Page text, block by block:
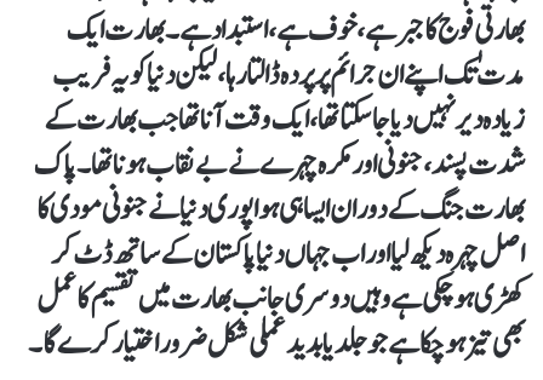
بھارتی ٖفوج کا جبر ہے، خوف ہے، استبداد ہے۔ بھارت ایک
مدت تک اپنے ان جرائم پر پردہ ڈالتا رہا، لیکن دنیا کو یہ فریب
زیادہ دیر نہیں دیا جا سکتا تھا، ایک وقت آنا تھا جب بھارت کے
شدت پسند، جنونی اور مکرہ چہرے نے بے نقاب ہونا تھا۔ پاک
بھارت جنگ کے دوران ایسا ہی ہوا پوری دنیا نے جنونی مودی کا
اصل چہرہ دیکھ لیا اور اب جہاں دنیا پاکستان کے ساتھ ڈٹ کر
کھڑی ہو چکی ہے وہیں دوسری جانب بھارت میں تقسیم کا عمل
بھی تیز ہو چکا ہے جو جلد یا بدید عملی شکل ضرور اختیار کرے گا۔